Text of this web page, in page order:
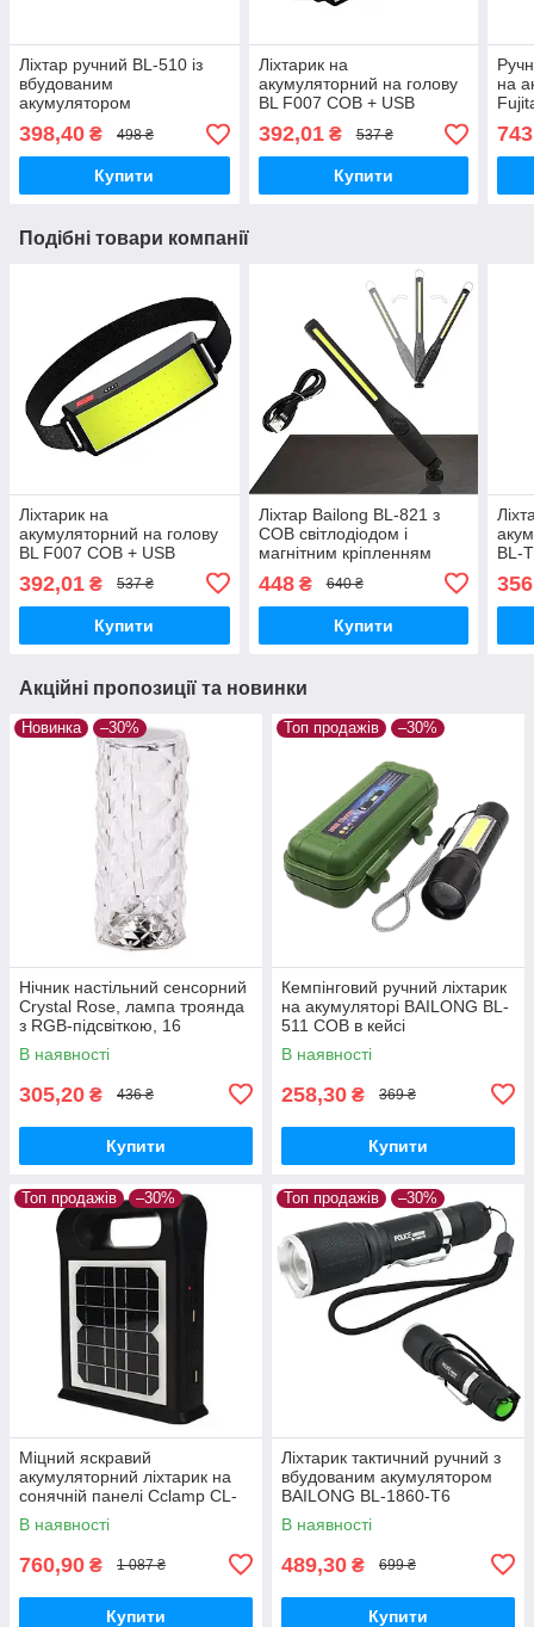
Ліхтар ручний BL-510 із
вбудованим
акумулятором
398,40 ₴ 498 ₴
Купити
Ліхтарик на
акумуляторний на голову
BL F007 COB + USB
392,01₴ 537 ₴
Купити
на
Подібні товари компанії
Ліхтарик на
акумуляторний на голову
BL F007 COB + USB
392,01 ₴ 537 ₴
Купити
Ліхтар Bailong BL-821 з
COB світлодіодом і
магнітним кріпленням
448₴ 640 ₴
Купити
BL-
Акційні пропозиції та новинки
Новинка –30%
Нічник настільний сенсорний
Crystal Rose, лампа троянда
з RGB-підсвіткою, 16
кольорів, акумуляторна з
пультом ДК
В наявності
305,20 ₴ 436 ₴
Купити
Топ продажів –30%
Кемпінговий ручний ліхтарик
на акумуляторі BAILONG BL-
511 COB в кейсі
В наявності
258,30 ₴ 369 ₴
Купити
Топ продажів –30%
Міцний яскравий
акумуляторний ліхтарик на
сонячній панелі Cclamp CL-
12 Power bank 2 лампочки з
повербанком
В наявності
760,90 ₴ 1 087 ₴
Купити
Топ продажів –30%
Ліхтарик тактичний ручний з
вбудованим акумулятором
BAILONG BL-1860-T6
В наявності
489,30 ₴ 699 ₴
Купити